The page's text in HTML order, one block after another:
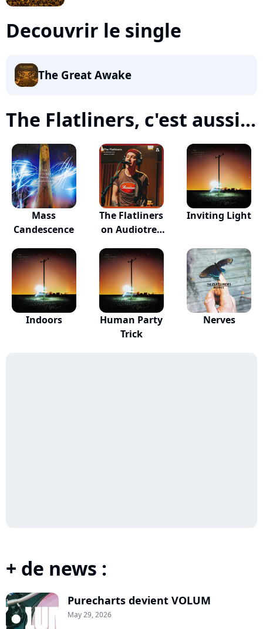
Decouvrir le single
The Great Awake
The Flatliners, c'est aussi...
Mass
Candescence
The Flatliners
on Audiotree
Inviting Light
Indoors
Human Party
Trick
Nerves
+ de news :
Purecharts devient VOLUM
May 29, 2026